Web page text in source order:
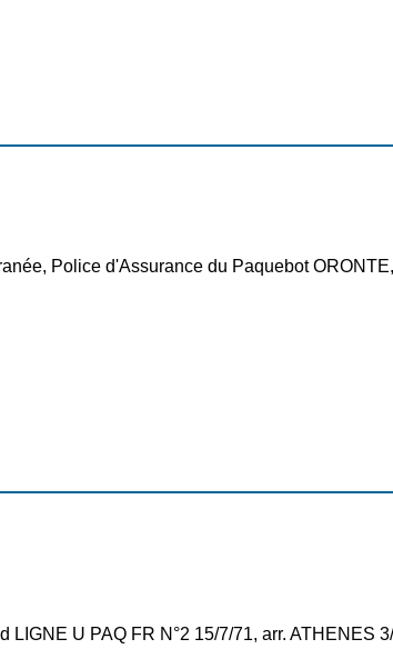
Police d'Assurance du Paquebot
LIGNE U PAQ FR N°2 15/7/71, arr.